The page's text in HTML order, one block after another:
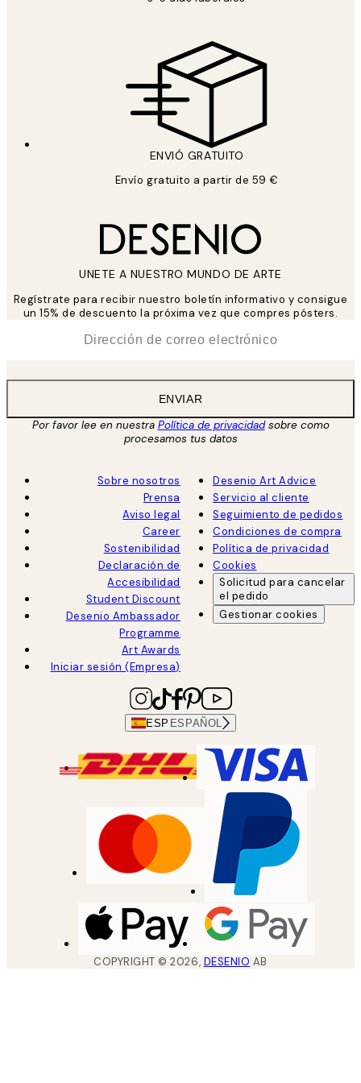
ENVIÓ GRATUITO
Envío gratuito a partir de 59 €
UNETE A NUESTRO MUNDO DE ARTE
Regístrate para recibir nuestro boletín informativo y consigue
un 15% de descuento la próxima vez que compres pósters.
ENVIAR
Por favor lee en nuestra Política de privacidadsobre como
procesamos tus datos
Sobre nosotros
Prensa
Aviso legal
Career
Sostenibilidad
Declaración de
Accesibilidad
Student Discount
Desenio Ambassador
Programme
Art Awards
Iniciar sesión (Empresa)
Desenio Art Advice
Servicio al cliente
Seguimiento de pedidos
Condiciones de compra
Política de privacidad
Cookies
Solicitud para cancelar
el pedido
Gestionar cookies
ESP ESPAÑOL
COPYRIGHT ©2026, DESENIO AB